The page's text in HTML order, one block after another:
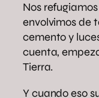
Nos
envolvimos de
cemento y
cuenta,
Tierra.
Y cuando eso